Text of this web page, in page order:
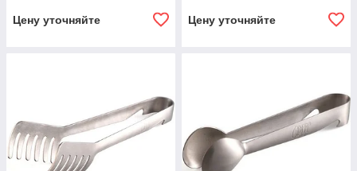
Цену уточняйте Цену уточняйте